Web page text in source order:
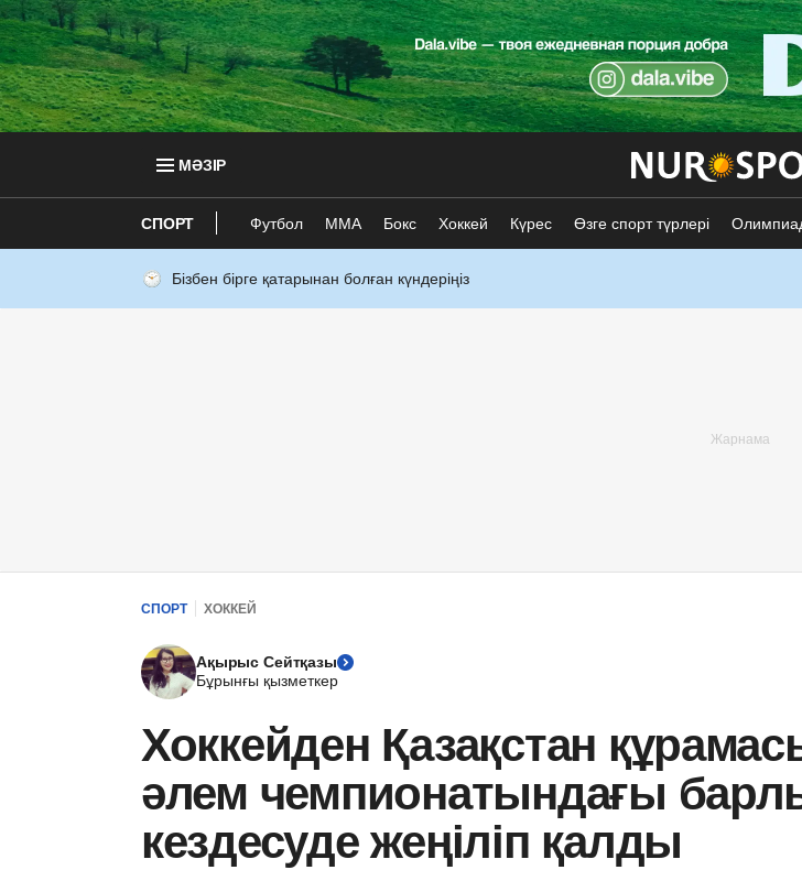
МӘЗІР
СПОРТ Футбол ММА Бокс Хоккей Күрес Өзге спорт түрлері
Бізбен бірге қатарынан болған күндеріңіз
СПОРТ ХОККЕЙ
Ақырыс Сейтқазы
Бұрынғы қызметкер
Хоккейден Қазақстан
әлем чемпионатындағы
кездесуде жеңіліп қалды